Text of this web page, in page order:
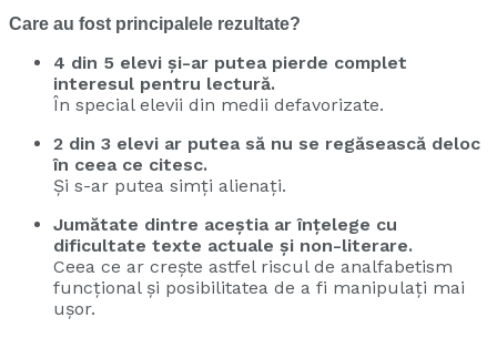
Care au fost principalele rezultate?
4 din 5 elevi și-ar putea pierde complet
interesul pentru lectură.
În special elevii din medii defavorizate.
2 din 3 elevi ar putea să nu se regăsească deloc
în ceea ce citesc.
Și s-ar putea simți alienați.
Jumătate dintre aceștia ar înțelege cu
dificultate texte actuale și non-literare.
Ceea ce ar crește astfel riscul de analfabetism
funcțional și posibilitatea de a fi manipulați mai
ușor.